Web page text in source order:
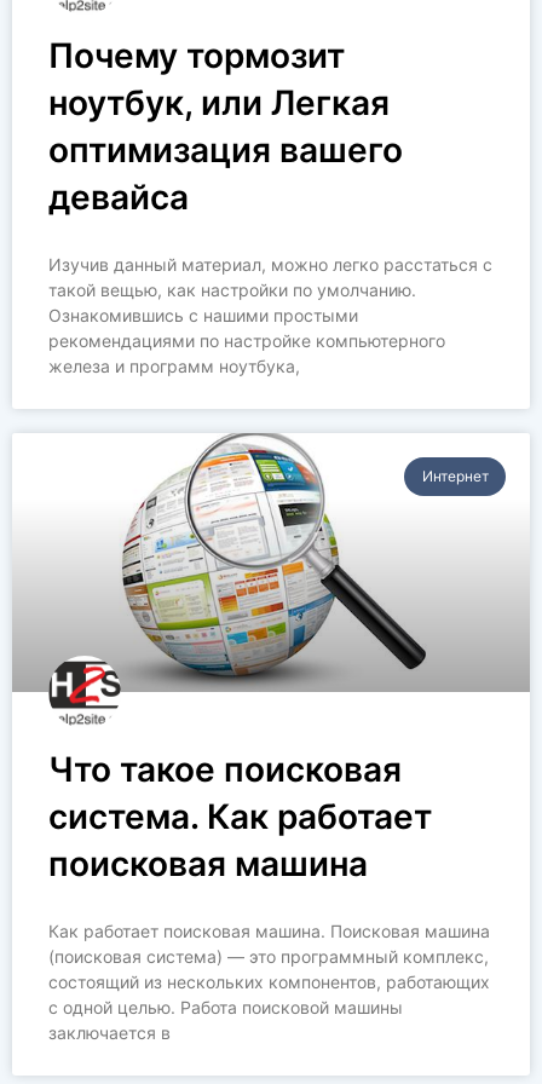
Почему тормозит
ноутбук, или Легкая
оптимизация вашего
девайса
Изучив данный материал, можно легко расстаться с
такой вещью, как настройки по умолчанию.
Ознакомившись с нашими простыми
рекомендациями по настройке компьютерного
железа и программ ноутбука,
Интернет
Что такое поисковая
система. Как работает
поисковая машина
Как работает поисковая машина. Поисковая машина
(поисковая система) — это программный комплекс,
состоящий из нескольких компонентов, работающих
с одной целью. Работа поисковой машины
заключается в